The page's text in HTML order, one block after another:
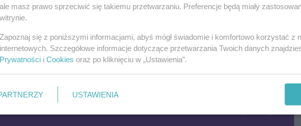
ODPOWIEDZI z matury 2026 z WOS-u w galerii poniżej! <<<
ale masz prawo sprzeciwić się takiemu przetwarzaniu. Preferencje będą miały
witrynie.
Zapoznaj się z poniższymi informacjami, abyś mógł świadomie i komfortowo korzystać z
internetowych. Szczegółowe informacje dotyczące przetwarzania Twoich danych
Prywatności i Cookies oraz po kliknięciu w „Ustawienia”.
USTAWIENIA